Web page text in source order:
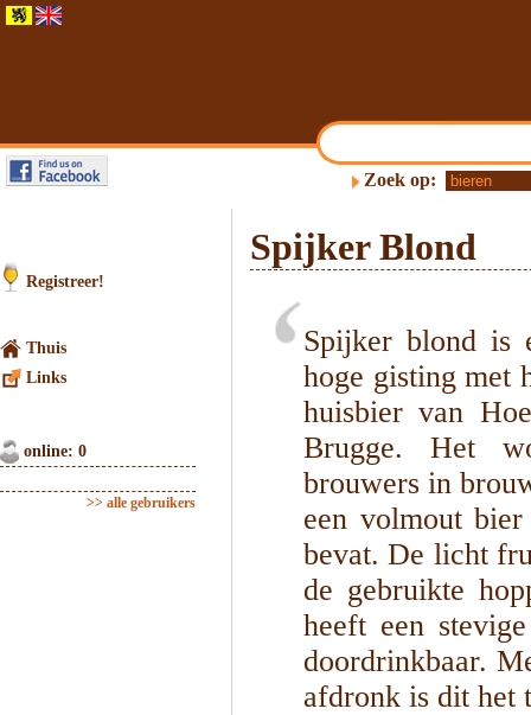
Zoek op:
Registreer!
Thuis
Links
online: 0
>> alle gebruikers
Spijker Blond
Spijker blond is
hoge gisting met
huisbier van
Brugge. Het
brouwers in
een volmout
bevat. De licht
de gebruikte
heeft een
doordrinkbaar.
afdronk is dit het